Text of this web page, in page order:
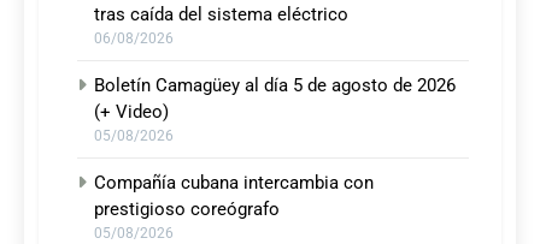
tras caída del sistema eléctrico
06/08/2026
Boletín Camagüey al día 5 de agosto de 2026
(+ Video)
05/08/2026
Compañía cubana intercambia con
prestigioso coreógrafo
05/08/2026